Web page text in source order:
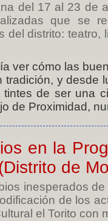
del 17 al 23 de
que se
del distrito: teatro,
ver cómo las
tradición, y desde
tintes de ser una
de Proximidad,
en la
de
inesperados
de los
el Torito con